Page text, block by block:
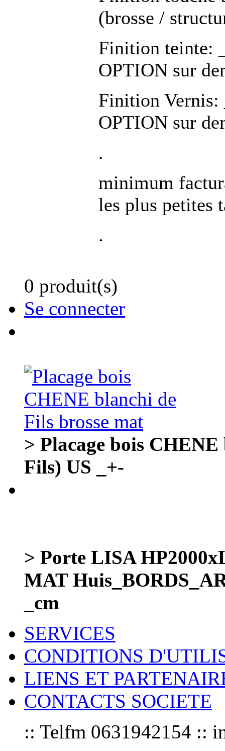
(brosse /
Finition teinte:
OPTION sur
Finition Vernis:
OPTION sur
.
minimum
les plus petites
.
0 produit(s)
Se connecter
> Placage bois
Fils) US _+-
> Porte LISA
MAT
_cm
SERVICES
CONDITIONS
LIENS ET
CONTACTS SOCIETE
:: Telfm 0631942154 ::